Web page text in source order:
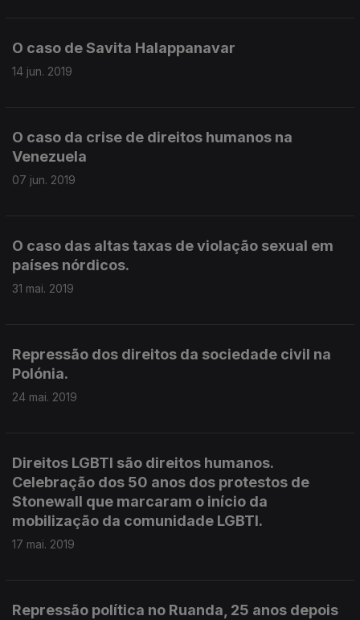
O caso de Savita Halappanavar
14 jun. 2019
O caso da crise de direitos humanos na
Venezuela
07 jun. 2019
O caso das altas taxas de violação sexual em
países nórdicos.
31 mai. 2019
Repressão dos direitos da sociedade civil na
Polónia.
24 mai. 2019
Direitos LGBTI são direitos humanos.
Celebração dos 50 anos dos protestos de
Stonewall que marcaram o início da
mobilização da comunidade LGBTI.
17 mai. 2019
Repressão política no Ruanda, 25 anos depois